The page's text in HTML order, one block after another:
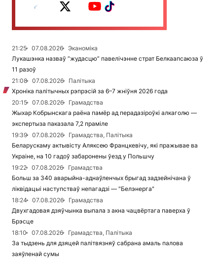
21:25 07.08.2026
Эканоміка
Лукашэнка назваў “жудасцю” павелічэнне страт Белкаапсаюза ў
11 разоў
21:08
07.08.2026
Палітыка
Хроніка палітычных рэпрэсій за 6–7 жніўня 2026 года
20:15
07.08.2026
Грамадства
Жыхар Кобрынскага раёна памёр ад перадазіроўкі алкаголю —
экспертыза паказала 7,2 праміле
19:39
07.08.2026
Грамадства, Палітыка
Беларускаму актывісту Аляксею Францкевічу, які пражывае ва
Украіне, на 10 гадоў забаронены ўезд у Польшчу
19:22
07.08.2026
Грамадства
Больш за 340 аварыйна-аднаўленчых брыгад задзейнічана ў
ліквідацыі наступстваў непагадзі — "Белэнерга"
18:24
07.08.2026
Грамадства
Двухгадовая дзяўчынка выпала з акна чацвёртага паверха ў
Брэсце
18:10
07.08.2026
Грамадства, Палітыка
За тыдзень для дзяцей палітвязняў сабрана амаль палова
заяўленай сумы